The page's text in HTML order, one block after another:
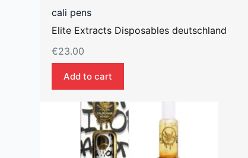
cali pens
Elite Extracts Disposables deutschland
€23.00
Add to cart